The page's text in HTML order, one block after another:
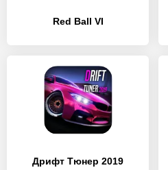
Red Ball VI
Дрифт Тюнер 2019